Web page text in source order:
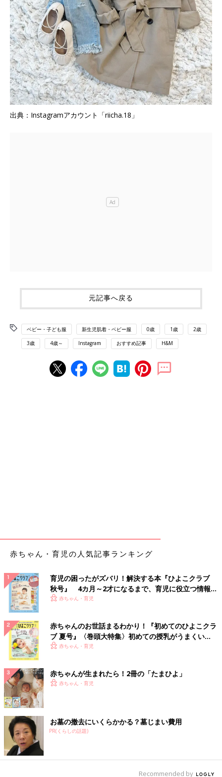
出典：Instagramアカウント「riicha.18」
元記事へ戻る
ベビー・子ども服 新生児肌着・ベビー服 0歳 1歳 2歳
3歳 4歳～ Instagram おすすめ記事 H&M
赤ちゃん・育児の人気記事ランキング
育児の困ったがズバリ！解決する本『ひよこクラブ
秋号』 4カ月～2才になるまで、育児に役立つ情報が
いっぱい！
赤ちゃん・育児
赤ちゃんのお世話まるわかり！『初めてのひよこクラ
ブ 夏号』〈巻頭大特集〉初めての授乳がうまくい
く！ おっぱい・ミルクの基本と夏のトラブル 解決テ
赤ちゃん・育児
赤ちゃんが生まれたら！2冊の「たまひよ」
赤ちゃん・育児
お墓の撤去にいくらかかる？墓じまい費用
PR(くらしの話題)
Recommended by